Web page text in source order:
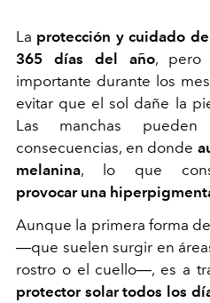
La protección y cuidado
365 días del año, pero
importante durante los
evitar que el sol dañe la
Las manchas
consecuencias, en donde
melanina, lo que
provocar una
Aunque la primera forma
―que suelen surgir en
rostro o el cuello―, es a
protector solar todos los